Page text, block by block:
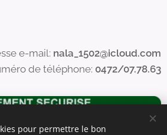
e-mail: nala_1502@icloud.com
de téléphone: 0472/07.78.63
pour permettre le bon